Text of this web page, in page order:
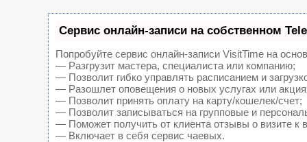
Сервис онлайн-записи на собственном
Попробуйте сервис онлайн-записи VisitTime на
— Разгрузит мастера, специалиста или компанию;
— Позволит гибко управлять расписанием и
— Разошлет оповещения о новых услугах или
— Позволит принять оплату на карту/кошелек/счет;
— Позволит записываться на групповые и
— Поможет получить от клиента отзывы о визите к
— Включает в себя сервис чаевых.